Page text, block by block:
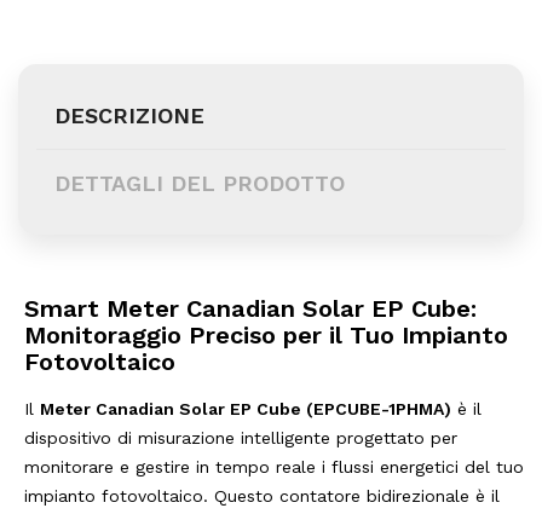
DESCRIZIONE
DETTAGLI DEL PRODOTTO
Smart Meter Canadian Solar EP Cube:
Monitoraggio Preciso per il Tuo Impianto
Fotovoltaico
Il Meter Canadian Solar EP Cube (EPCUBE-1PHMA) è il
dispositivo di misurazione intelligente progettato per
monitorare e gestire in tempo reale i flussi energetici del tuo
impianto fotovoltaico. Questo contatore bidirezionale è il